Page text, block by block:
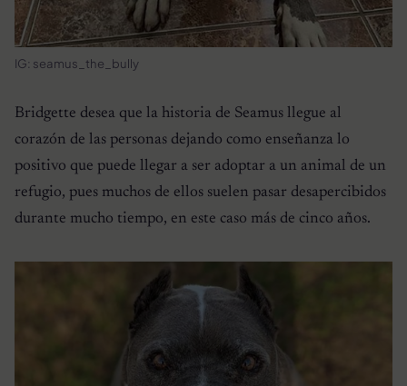
IG: seamus_the_bully
Bridgette desea que la historia de Seamus llegue al
corazón de las personas dejando como enseñanza lo
positivo que puede llegar a ser adoptar a un animal de un
refugio, pues muchos de ellos suelen pasar desapercibidos
durante mucho tiempo, en este caso más de cinco años.